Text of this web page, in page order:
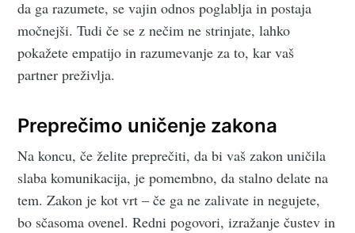
da ga razumete, se vajin odnos poglablja in postaja
močnejši. Tudi če se z nečim ne strinjate, lahko
pokažete empatijo in razumevanje za to, kar vaš
partner preživlja.
Preprečimo uničenje zakona
Na koncu, če želite preprečiti, da bi vaš zakon uničila
slaba komunikacija, je pomembno, da stalno delate na
tem. Zakon je kot vrt – če ga ne zalivate in negujete,
bo sčasoma ovenel. Redni pogovori, izražanje čustev in